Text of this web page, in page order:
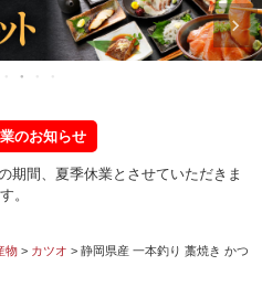
のお知らせ
期間、夏季休業とさせていただきま
す。
物 カツオ
静岡県産 一本釣り 藁焼き かつ